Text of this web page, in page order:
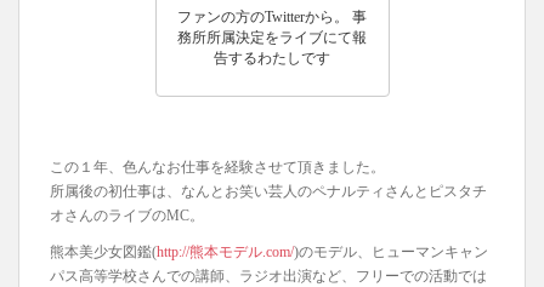
ファンの方のTwitterから。 事
務所所属決定をライブにて報
告するわたしです
この１年、色んなお仕事を経験させて頂きました。
所属後の初仕事は、なんとお笑い芸人のペナルティさんとピスタチ
オさんのライブのMC。
熊本美少女図鑑(http://熊本モデル.com/)のモデル、ヒューマンキャン
パス高等学校さんでの講師、ラジオ出演など、フリーでの活動では